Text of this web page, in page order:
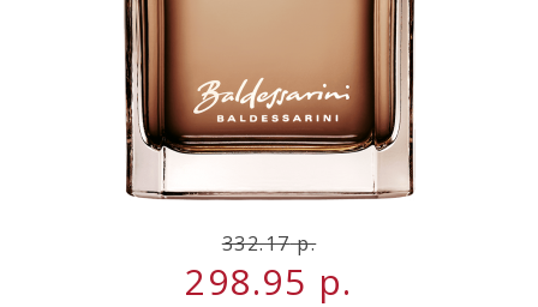
332.17р.
298.95 р.